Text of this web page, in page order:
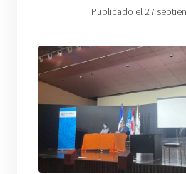
Publicado el 27